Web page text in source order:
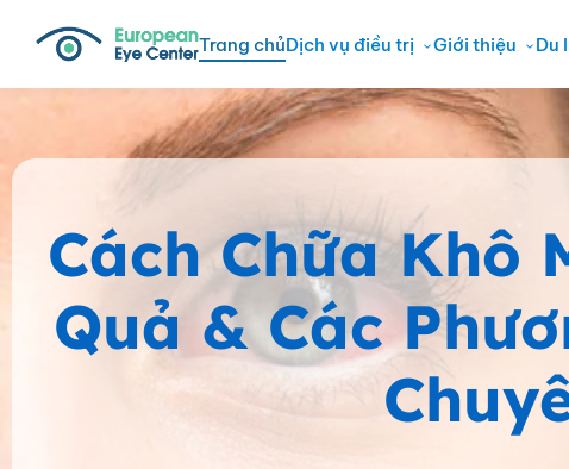
Trang chủDịch vụ điều trị Giới thiệu Du
Cách Chữa Khô
Quả & Các